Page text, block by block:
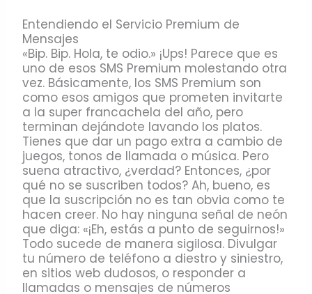
Entendiendo el Servicio Premium de
Mensajes
«Bip. Bip. Hola, te odio.» ¡Ups! Parece que es
uno de esos SMS Premium molestando otra
vez. Básicamente, los SMS Premium son
como esos amigos que prometen invitarte
a la super francachela del año, pero
terminan dejándote lavando los platos.
Tienes que dar un pago extra a cambio de
juegos, tonos de llamada o música. Pero
suena atractivo, ¿verdad? Entonces, ¿por
qué no se suscriben todos? Ah, bueno, es
que la suscripción no es tan obvia como te
hacen creer. No hay ninguna señal de neón
que diga: «¡Eh, estás a punto de seguirnos!»
Todo sucede de manera sigilosa. Divulgar
tu número de teléfono a diestro y siniestro,
en sitios web dudosos, o responder a
llamadas o mensajes de números